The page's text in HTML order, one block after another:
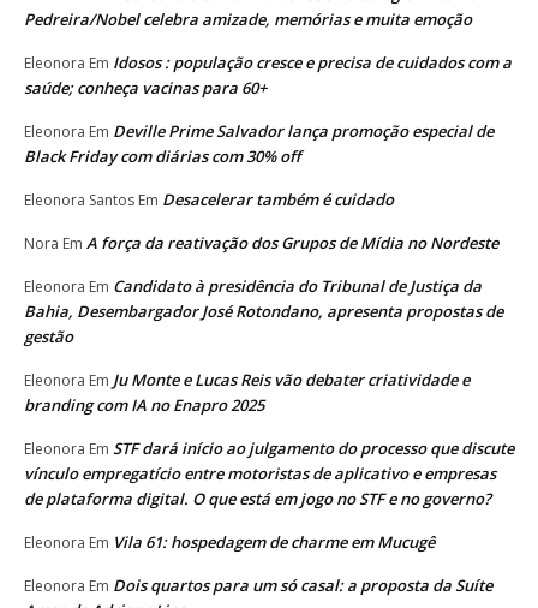
Pedreira/Nobel celebra amizade, memórias e muita emoção
Eleonora Em Idosos : população cresce e precisa de cuidados com a
saúde; conheça vacinas para 60+
Eleonora Em Deville Prime Salvador lança promoção especial de
Black Friday com diárias com 30% off
Eleonora Santos Em Desacelerar também é cuidado
Nora Em A força da reativação dos Grupos de Mídia no Nordeste
Eleonora Em Candidato à presidência do Tribunal de Justiça da
Bahia, Desembargador José Rotondano, apresenta propostas de
gestão
Eleonora Em Ju Monte e Lucas Reis vão debater criatividade e
branding com IA no Enapro 2025
Eleonora Em STF dará início ao julgamento do processo que discute
vínculo empregatício entre motoristas de aplicativo e empresas
de plataforma digital. O que está em jogo no STF e no governo?
Eleonora Em Vila 61: hospedagem de charme em Mucugê
Eleonora Em Dois quartos para um só casal: a proposta da Suíte